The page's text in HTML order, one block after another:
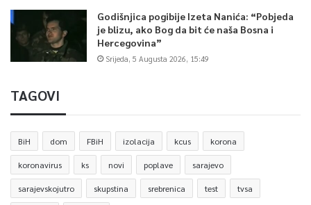
Godišnjica pogibije Izeta Nanića: “Pobjeda
je blizu, ako Bog da bit će naša Bosna i
Hercegovina”
Srijeda, 5 Augusta 2026, 15:49
TAGOVI
BiH dom FBiH izolacija kcus korona
koronavirus ks novi poplave sarajevo
sarajevskojutro skupstina srebrenica test tvsa